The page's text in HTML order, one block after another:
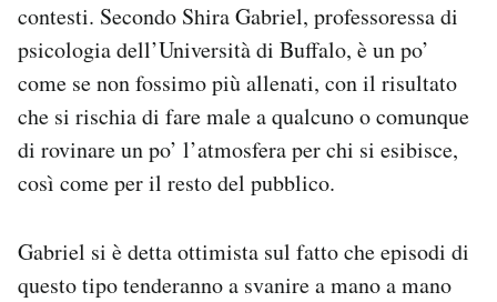
contesti. Secondo Shira Gabriel, professoressa di
psicologia dell’Università di Buffalo, è un po’
come se non fossimo più allenati, con il risultato
che si rischia di fare male a qualcuno o comunque
di rovinare un po’ l’atmosfera per chi si esibisce,
così come per il resto del pubblico.
Gabriel si è detta ottimista sul fatto che episodi di
questo tipo tenderanno a svanire a mano a mano